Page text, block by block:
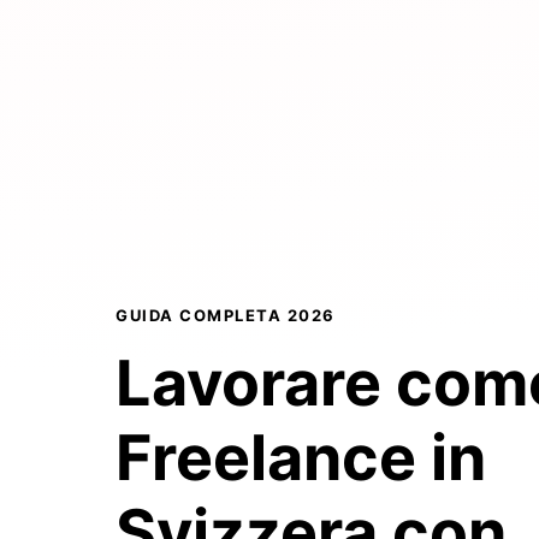
GUIDA COMPLETA 2026
Lavorare
Freelance in